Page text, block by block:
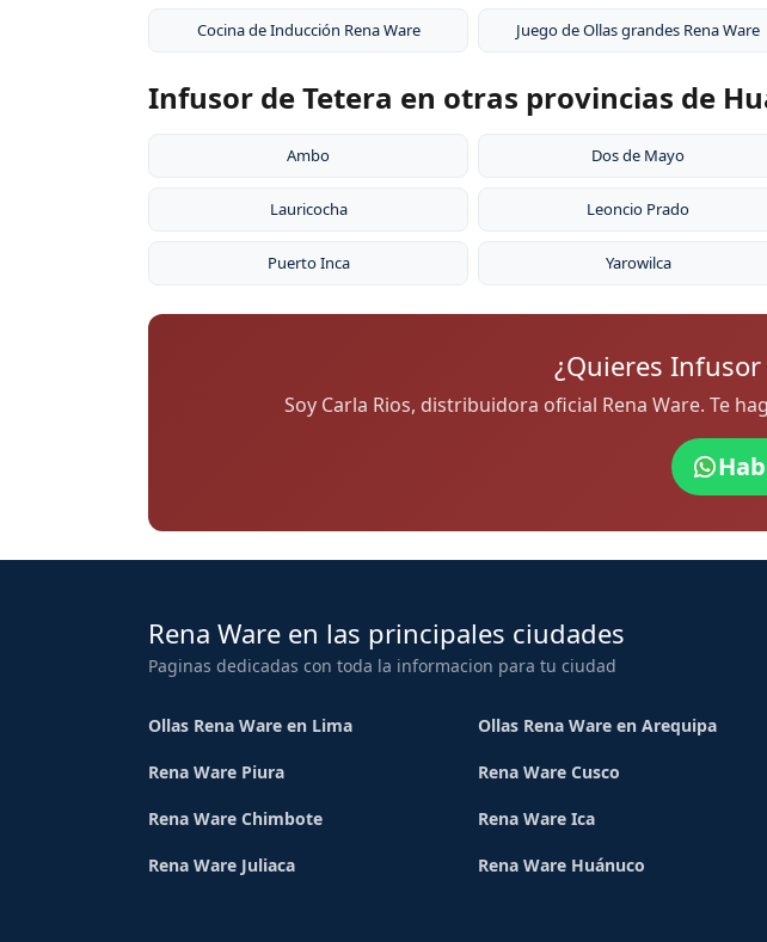
Cocina de Inducción Rena Ware Juego de Ollas grandes Rena Ware
Infusor de Tetera en otras provincias de
Ambo Dos de Mayo
Lauricocha Leoncio Prado
Puerto Inca Yarowilca
¿Quieres Infusor
Soy Carla Rios, distribuidora oficial Rena Ware. Te
Rena Ware en las principales ciudades
Paginas dedicadas con toda la informacion para tu ciudad
Ollas Rena Ware en Lima Ollas Rena Ware en Arequipa
Rena Ware Piura Rena Ware Cusco
Rena Ware Chimbote Rena Ware Ica
Rena Ware Juliaca Rena Ware Huánuco